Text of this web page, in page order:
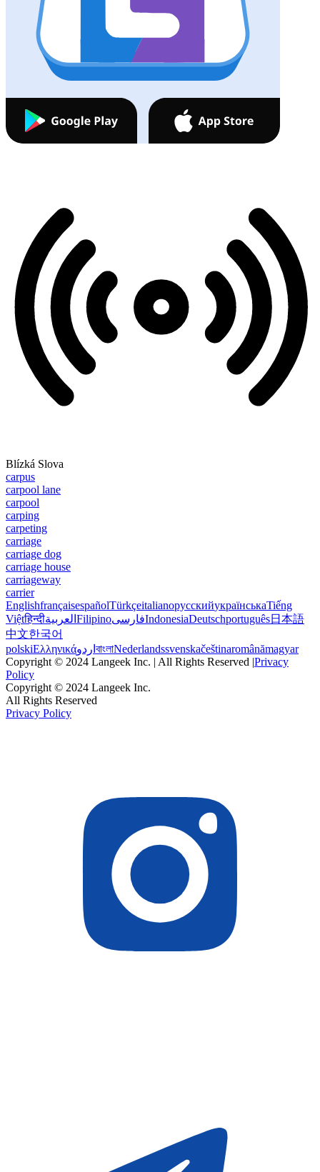
Blízká Slova
carpus
carpool lane
carpool
carping
carpeting
carriage
carriage dog
carriage house
carriageway
carrier
EnglishfrançaisespañolTürkçeitalianoрусскийукраїнськаTiếng
Việtहिन्दीالعربية FilipinoفارسیIndonesiaDeutschportuguês日本語
中文한국어
polskiΕλληνικάاردو বাংলাNederlandssvenskačeštinaromânămagyar
Copyright © 2024 Langeek Inc. | All Rights Reserved |Privacy
Policy
Copyright © 2024 Langeek Inc.
All Rights Reserved
Privacy Policy